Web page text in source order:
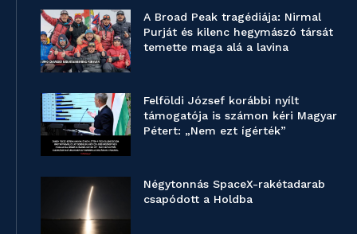
A Broad Peak tragédiája: Nirmal
Purját és kilenc hegymászó társát
temette maga alá a lavina
Felföldi József korábbi nyílt
támogatója is számon kéri Magyar
Pétert: „Nem ezt ígérték”
Négytonnás SpaceX-rakétadarab
csapódott a Holdba